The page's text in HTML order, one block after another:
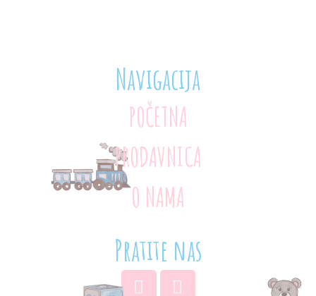
Navigacija
POČETNA
PRODAVNICA
O NAMA
Pratite nas